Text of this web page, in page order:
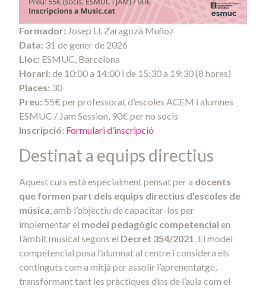
Formador: Josep Ll. Zaragozà Muñoz
Data: 31 de gener de 2026
Lloc: ESMUC, Barcelona
Horari: de 10:00 a 14:00 i de 15:30 a 19:30 (8 hores)
Places: 30
Preu: 55€ per professorat d’escoles ACEM i alumnes
ESMUC / Jam Session, 90€ per no socis
Inscripció: Formulari d’inscripció
Destinat a equips directius
Aquest curs està especialment pensat per a docents
que formen part dels equips directius d’escoles de
música, amb l’objectiu de capacitar-los per
implementar el model pedagògic competencial en
l’àmbit musical segons el Decret 354/2021. El model
competencial posa l’alumnat al centre i considera els
continguts com a mitjà per assolir l’aprenentatge,
transformant tant les pràctiques dins de l’aula com el